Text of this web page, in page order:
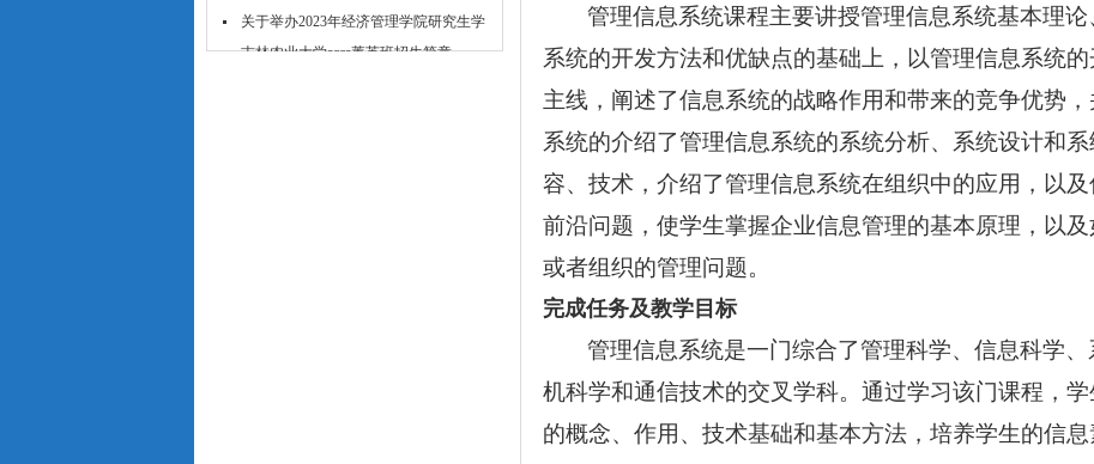
位...
关于举办2023年经济管理学院研究生学
术...
吉林农业大学acca菁英班招生简章
管理信息系统课程主要讲授管理信息系统基本理
系统的开发方法和优缺点的基础上，以管理信息系统
主线，阐述了信息系统的战略作用和带来的竞争优势
系统的介绍了管理信息系统的系统分析、系统设计和
容、技术，介绍了管理信息系统在组织中的应用，以
前沿问题，使学生掌握企业信息管理的基本原理，以
或者组织的管理问题。
完成任务及教学目标
管理信息系统是一门综合了管理科学、信息科学
机科学和通信技术的交叉学科。通过学习该门课程，
的概念、作用、技术基础和基本方法，培养学生的信